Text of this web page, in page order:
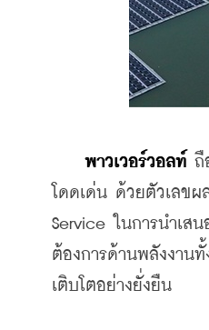
พาวเวอร์วอลท์ ถื
โดดเด่น ด้วยตัวเลข
Service ในการนำเ
ต้องการด้านพลังงาน
เติบโตอย่างยั่งยืน